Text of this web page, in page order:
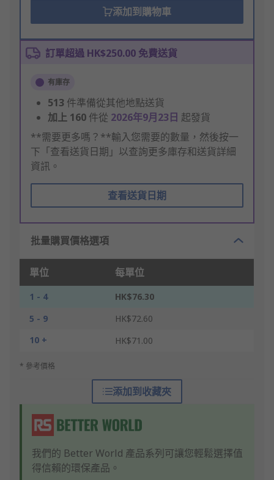
添加到購物車
訂單超過 HK$250.00 免費送貨
有庫存
513 件準備從其他地點送貨
加上 160 件從 2026年9月23日 起發貨
**需要更多嗎？**輸入您需要的數量，然後按一
下「查看送貨日期」以查詢更多庫存和送貨詳細
資訊。
查看送貨日期
批量購買價格選項
單位 每單位
1 - 4
HK$76.30
5 - 9
HK$72.60
10 +
HK$71.00
* 參考價格
添加到收藏夾
我們的 Better World 產品系列可讓您輕鬆選擇值
得信賴的環保產品。